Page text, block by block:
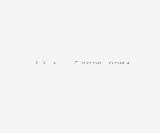
(c) share.fi 2003–2024